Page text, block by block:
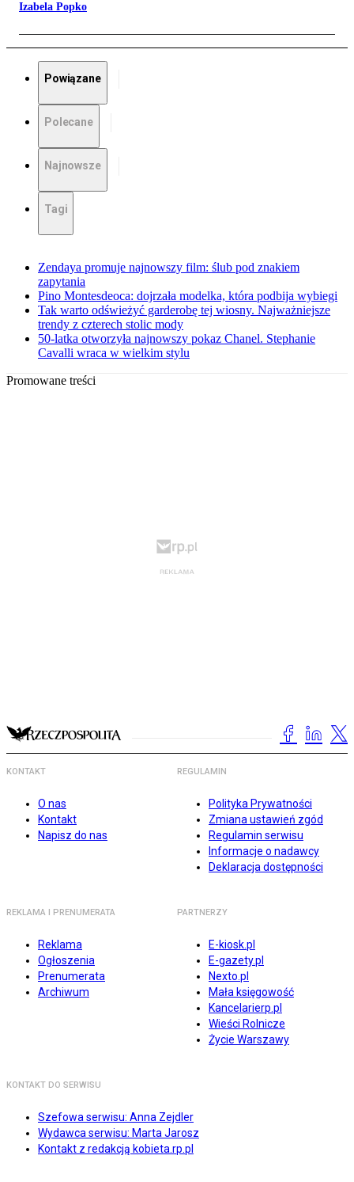
Izabela Popko
Powiązane
Polecane
Najnowsze
Tagi
Zendaya promuje najnowszy film: ślub pod znakiem
zapytania
Pino Montesdeoca: dojrzała modelka, która podbija wybiegi
Tak warto odświeżyć garderobę tej wiosny. Najważniejsze
trendy z czterech stolic mody
50-latka otworzyła najnowszy pokaz Chanel. Stephanie
Cavalli wraca w wielkim stylu
Promowane treści
KONTAKT
O nas
Kontakt
Napisz do nas
REGULAMIN
Polityka Prywatności
Zmiana ustawień zgód
Regulamin serwisu
Informacje o nadawcy
Deklaracja dostępności
REKLAMA I PRENUMERATA
Reklama
Ogłoszenia
Prenumerata
Archiwum
PARTNERZY
E-kiosk.pl
E-gazety.pl
Nexto.pl
Mała księgowość
Kancelarierp.pl
Wieści Rolnicze
Życie Warszawy
KONTAKT DO SERWISU
Szefowa serwisu: Anna Zejdler
Wydawca serwisu: Marta Jarosz
Kontakt z redakcją kobieta.rp.pl